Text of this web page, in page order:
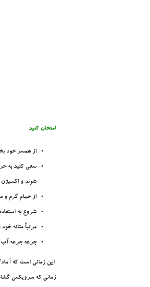
امتحان کنيد
از همسر خود
سعي کنيد به
شوند و
از حمام گرم و
شروع به
مرتباً مثانه خود
جرعه جرعه آب
اين زماني است که آمادگي براي تولد